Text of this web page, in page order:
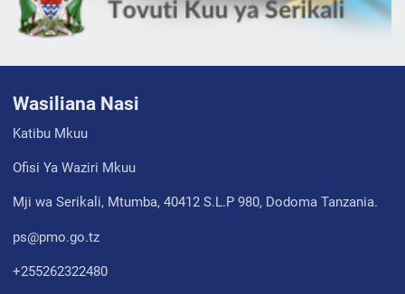
Wasiliana Nasi
Katibu Mkuu
Ofisi Ya Waziri Mkuu
Mji wa Serikali, Mtumba, 40412 S.L.P 980, Dodoma Tanzania.
ps@pmo.go.tz
+255262322480